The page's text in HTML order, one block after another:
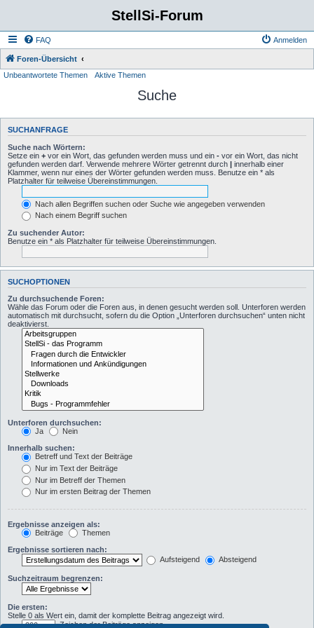
StellSi-Forum
FAQ Anmelden
Foren-Übersicht
Unbeantwortete Themen
Aktive Themen
Suche
SUCHANFRAGE
Suche nach Wörtern:
Setze ein + vor ein Wort, das gefunden werden muss und ein - vor ein Wort, das nicht
gefunden werden darf. Verwende mehrere Wörter getrennt durch | innerhalb einer
Klammer, wenn nur eines der Wörter gefunden werden muss. Benutze ein * als
Platzhalter für teilweise Übereinstimmungen.
Nach allen Begriffen suchen oder Suche wie angegeben verwenden
Nach einem Begriff suchen
Zu suchender Autor:
Benutze ein * als Platzhalter für teilweise Übereinstimmungen.
SUCHOPTIONEN
Zu durchsuchende Foren:
Wähle das Forum oder die Foren aus, in denen gesucht werden soll. Unterforen werden
automatisch mit durchsucht, sofern du die Option „Unterforen durchsuchen“ unten nicht
deaktivierst.
Unterforen durchsuchen:
Ja
Nein
Innerhalb suchen:
Betreff und Text der Beiträge
Nur im Text der Beiträge
Nur im Betreff der Themen
Nur im ersten Beitrag der Themen
Ergebnisse anzeigen als:
Beiträge
Themen
Ergebnisse sortieren nach:
Aufsteigend
Absteigend
Suchzeitraum begrenzen:
Die ersten:
Stelle 0 als Wert ein, damit der komplette Beitrag angezeigt wird.
Zeichen der Beiträge anzeigen